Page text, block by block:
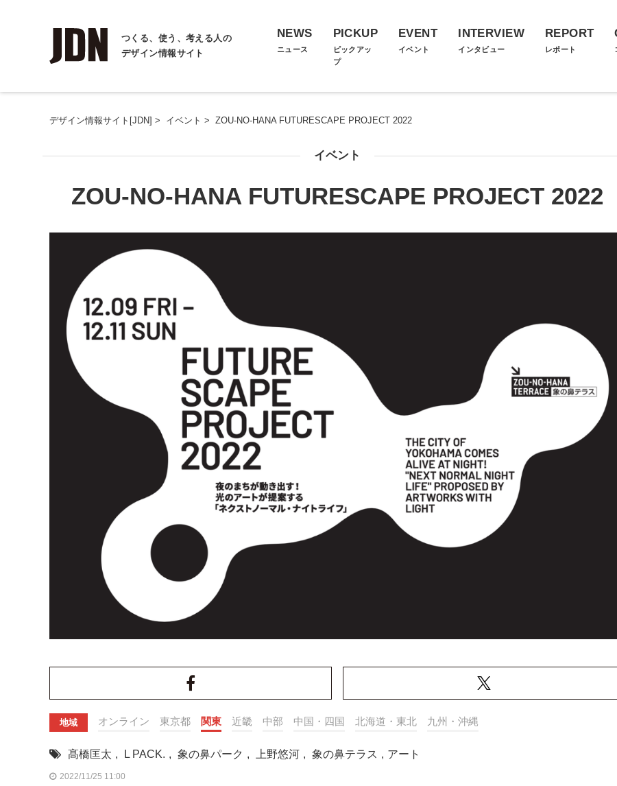
つくる、使う、考える人の
デザイン情報サイト
NEWS
ニュース
PICKUP
ピックアッ
プ
EVENT
イベント
INTERVIEW
インタビュー
REPORT
レポート
デザイン情報サイト[JDN] > イベント > ZOU-NO-HANA FUTURESCAPE PROJECT 2022
イベント
ZOU-NO-HANA FUTURESCAPE PROJECT 2022
地域 オンライン 東京都 関東 近畿 中部 中国・四国 北海道・東北 九州・沖縄
髙橋匡太 , L PACK. , 象の鼻パーク , 上野悠河 , 象の鼻テラス , アート
2022/11/25 11:00